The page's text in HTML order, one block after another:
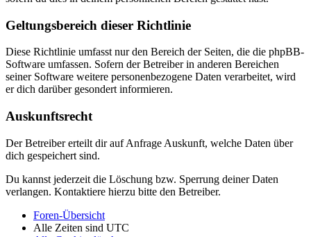
Geltungsbereich dieser Richtlinie
Diese Richtlinie umfasst nur den Bereich der Seiten, die die phpBB-
Software umfassen. Sofern der Betreiber in anderen Bereichen
seiner Software weitere personenbezogene Daten verarbeitet, wird
er dich darüber gesondert informieren.
Auskunftsrecht
Der Betreiber erteilt dir auf Anfrage Auskunft, welche Daten über
dich gespeichert sind.
Du kannst jederzeit die Löschung bzw. Sperrung deiner Daten
verlangen. Kontaktiere hierzu bitte den Betreiber.
Foren-Übersicht
Alle Zeiten sind UTC